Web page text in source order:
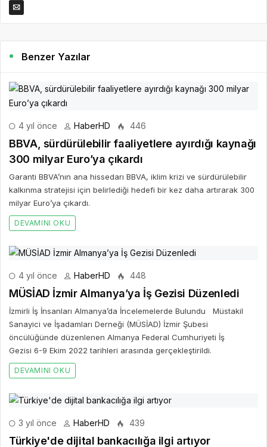
Benzer Yazılar
4 yıl önce HaberHD 446
BBVA, sürdürülebilir faaliyetlere ayırdığı kaynağı
300 milyar Euro’ya çıkardı
Garanti BBVA’nın ana hissedarı BBVA, iklim krizi ve sürdürülebilir
kalkınma stratejisi için belirlediği hedefi bir kez daha artırarak 300
milyar Euro’ya çıkardı.
DEVAMINI OKU
4 yıl önce HaberHD 448
MÜSİAD İzmir Almanya’ya İş Gezisi Düzenledi
İzmirli İş İnsanları Almanya’da İncelemelerde Bulundu Müstakil
Sanayici ve İşadamları Derneği (MÜSİAD) İzmir Şubesi
öncülüğünde düzenlenen Almanya Federal Cumhuriyeti İş
Gezisi 6-9 Ekim 2022 tarihleri arasında gerçekleştirildi.
DEVAMINI OKU
3 yıl önce HaberHD 439
Türkiye'de dijital bankacılığa ilgi artıyor